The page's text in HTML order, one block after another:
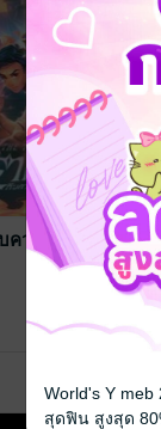
ความลับของ
World's Y
สุดฟิน สูงสุด